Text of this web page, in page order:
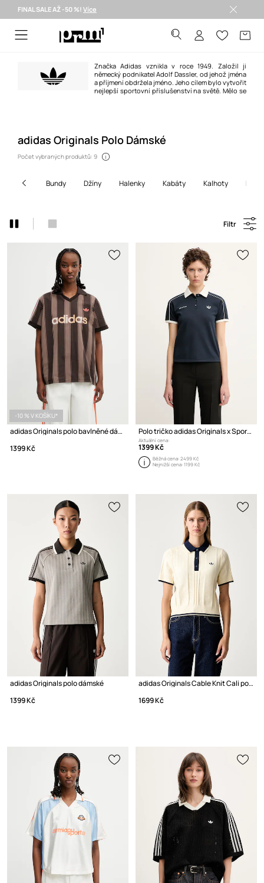
FINAL SALE AŽ -50 %! Více
Značka Adidas vznikla v roce 1949. Založil ji
německý podnikatel Adolf Dassler, od jehož jména
a příjmení obdržela jméno. Jeho cílem bylo vytvořit
nejlepší sportovní příslušenství na světě. Mělo se
adidas Originals Polo Dámské
Počet vybraných produktů: 9
bundy džíny halenky kabáty kalhoty
Filtr
-10 % V KOŠÍKU*
adidas Originals polo bavlněné dámské
1399 Kč
Polo tričko adidas Originals x Sporty & Rich Polo
Aktuální cena:
1399 Kč
Běžná cena:2499 Kč
Nejnižší cena:1199 Kč
adidas Originals polo dámské
1399 Kč
adidas Originals Cable Knit Cali polo s viskózou dámské
1699 Kč